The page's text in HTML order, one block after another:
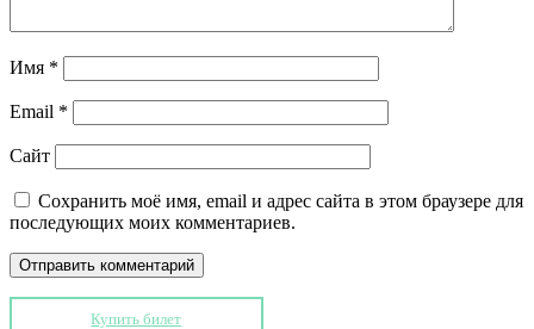
Имя *
Email *
Сайт
Сохранить моё имя, email и адрес сайта в этом браузере для
последующих моих комментариев.
Купить билет